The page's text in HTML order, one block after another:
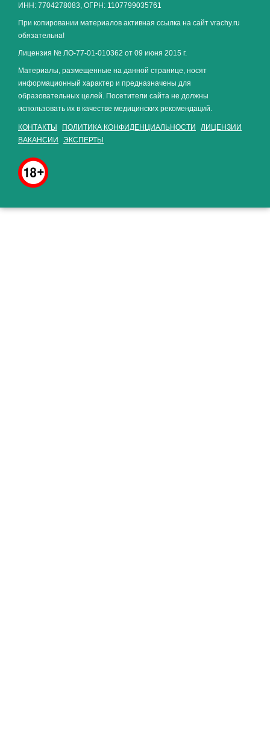
ИНН: 7704278083, ОГРН: 1107799035761
При копировании материалов активная ссылка на сайт vrachy.ru
обязательна!
Лицензия № ЛО-77-01-010362 от 09 июня 2015 г.
Материалы, размещенные на данной странице, носят
информационный характер и предназначены для
образовательных целей. Посетители сайта не должны
использовать их в качестве медицинских рекомендаций.
КОНТАКТЫ ПОЛИТИКА КОНФИДЕНЦИАЛЬНОСТИ
ЛИЦЕНЗИИ
ВАКАНСИИ
ЭКСПЕРТЫ